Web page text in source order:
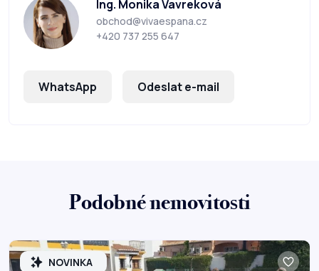
Ing. Monika Vavreková
obchod@vivaespana.cz
+420 737 255 647
WhatsApp Odeslat e-mail
Podobné nemovitosti
NOVINKA